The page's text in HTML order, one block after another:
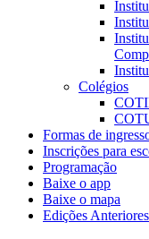
Colégios
Formas de
Inscrições para
Programação
Baixe o app
Baixe o mapa
Edições Anteriores